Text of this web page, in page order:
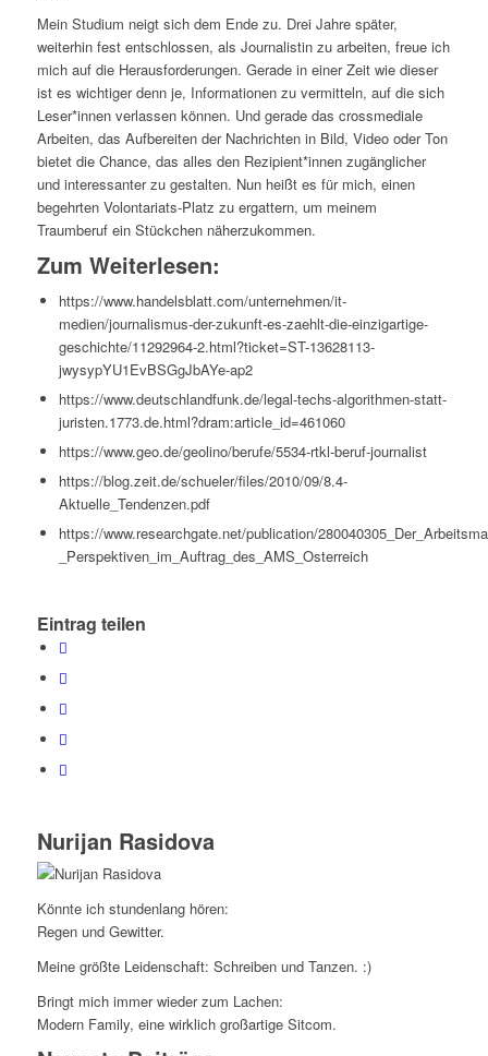
Mein Studium neigt sich dem Ende zu. Drei Jahre später,
weiterhin fest entschlossen, als Journalistin zu arbeiten, freue ich
mich auf die Herausforderungen. Gerade in einer Zeit wie dieser
ist es wichtiger denn je, Informationen zu vermitteln, auf die sich
Leser*innen verlassen können. Und gerade das crossmediale
Arbeiten, das Aufbereiten der Nachrichten in Bild, Video oder Ton
bietet die Chance, das alles den Rezipient*innen zugänglicher
und interessanter zu gestalten. Nun heißt es für mich, einen
begehrten Volontariats-Platz zu ergattern, um meinem
Traumberuf ein Stückchen näherzukommen.
Zum Weiterlesen:
https://www.handelsblatt.com/unternehmen/it-
medien/journalismus-der-zukunft-es-zaehlt-die-einzigartige-
geschichte/11292964-2.html?ticket=ST-13628113-
jwysypYU1EvBSGgJbAYe-ap2
https://www.deutschlandfunk.de/legal-techs-algorithmen-statt-
juristen.1773.de.html?dram:article_id=461060
https://www.geo.de/geolino/berufe/5534-rtkl-beruf-journalist
https://blog.zeit.de/schueler/files/2010/09/8.4-
Aktuelle_Tendenzen.pdf
https://www.researchgate.net/publication/
_Perspektiven_im_Auftrag_des_AMS_Osterreich
Eintrag teilen
Nurijan Rasidova
Könnte ich stundenlang hören:
Regen und Gewitter.
Meine größte Leidenschaft: Schreiben und Tanzen. :)
Bringt mich immer wieder zum Lachen:
Modern Family, eine wirklich großartige Sitcom.